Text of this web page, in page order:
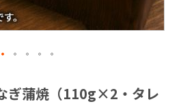
ぎ蒲焼（110g×2・タレ